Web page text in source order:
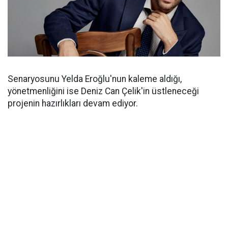
Senaryosunu Yelda Eroğlu'nun kaleme aldığı,
yönetmenliğini ise Deniz Can Çelik'in üstleneceği
projenin hazırlıkları devam ediyor.